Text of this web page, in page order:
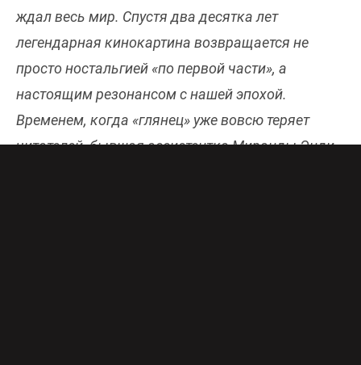
ждал весь мир. Спустя два десятка лет
легендарная кинокартина возвращается не
просто ностальгией «по первой части», а
настоящим резонансом с нашей эпохой.
Временем, когда «глянец» уже вовсю теряет
читателей, бывшая ассистентка Миранды Энди